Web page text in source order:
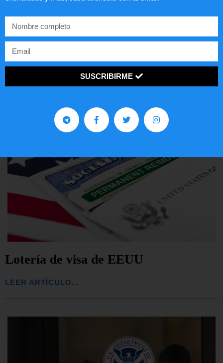
agosto 8, 2026
EE. UU. prevé destinar USD$ 1000 millones a un paquete de asistencia
en materia de
SEGUIR LEYENDO...
Lotería de visa de EEUU
LEER ARTÍCULO...
SUSCRIBIRME